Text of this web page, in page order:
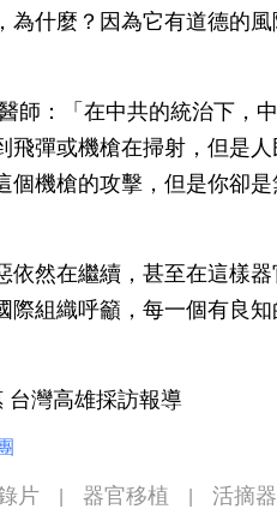
為什麼？因為它有道德的
師：「在中共的統治下，
飛彈或機槍在掃射，但是
個機槍的攻擊，但是你卻
然在繼續，甚至在這樣器
際組織呼籲，每一個有良
台灣高雄採訪報導
片 器官移植 活摘